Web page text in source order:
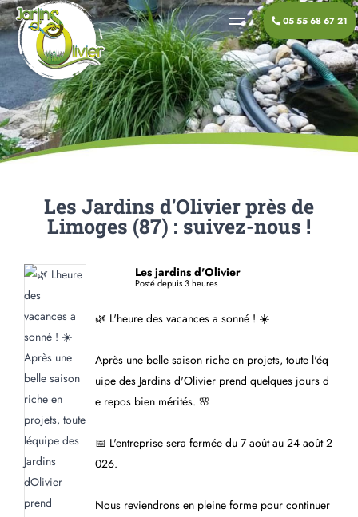
05 55 68 67 21
Les Jardins d'Olivier près de
Limoges (87) : suivez-nous !
Les jardins d'Olivier
Posté depuis 3 heures
🌿 L'heure des vacances a sonné ! ☀️
Après une belle saison riche en projets, toute l'éq
uipe des Jardins d'Olivier prend quelques jours d
e repos bien mérités. 🌸
📅 L'entreprise sera fermée du 7 août au 24 août 2
026.
Nous reviendrons en pleine forme pour continuer